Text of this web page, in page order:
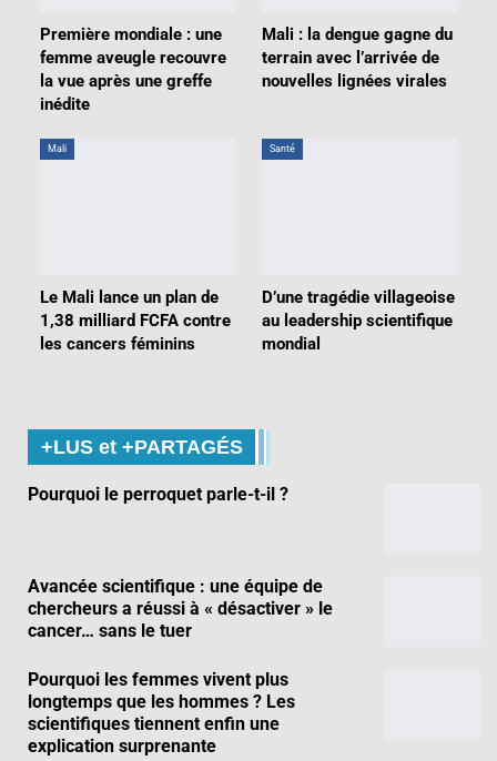
Première mondiale : une
femme aveugle recouvre
la vue après une greffe
inédite
Mali : la dengue gagne du
terrain avec l’arrivée de
nouvelles lignées virales
Mali
Le Mali lance un plan de
1,38 milliard FCFA contre
les cancers féminins
Santé
D’une tragédie villageoise
au leadership scientifique
mondial
+LUS et +PARTAGÉS
Pourquoi le perroquet parle-t-il ?
Avancée scientifique : une équipe de
chercheurs a réussi à « désactiver » le
cancer… sans le tuer
Pourquoi les femmes vivent plus
longtemps que les hommes ? Les
scientifiques tiennent enfin une
explication surprenante